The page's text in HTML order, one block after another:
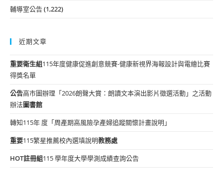
輔導室公告(1,222)
近期文章
重要衛生組115年度健康促進創意競賽-健康新視界海報設計與電繪比賽
得獎名單
公告高市圖辦理「2026朗聲大賞：朗讀文本演出影片徵選活動」之活動
辦法圖書館
轉知115年 度「周產期高風險孕產婦追蹤關懷計畫說明」
重要115繁星推薦校內選填說明教務處
HOT註冊組115 學年度大學學測成績查詢公告